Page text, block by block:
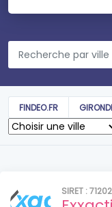
FINDEO.FR
SIRET :